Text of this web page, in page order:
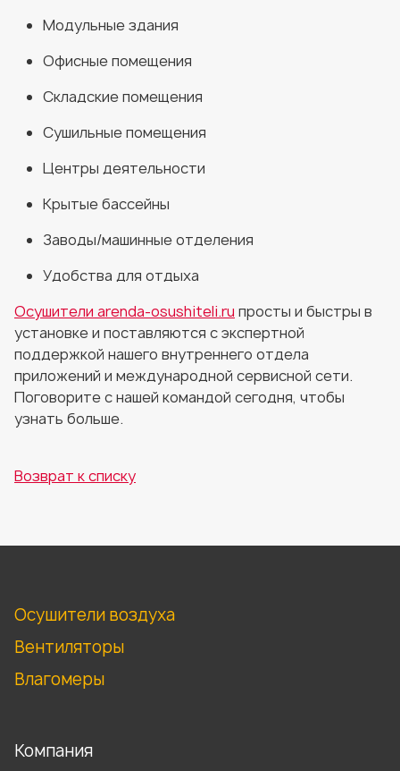
Модульные здания
Офисные помещения
Складские помещения
Сушильные помещения
Центры деятельности
Крытые бассейны
Заводы/машинные отделения
Удобства для отдыха
Осушители arenda-osushiteli.ru просты и быстры в
установке и поставляются с экспертной
поддержкой нашего внутреннего отдела
приложений и международной сервисной сети.
Поговорите с нашей командой сегодня, чтобы
узнать больше.
Возврат к списку
Осушители воздуха
Вентиляторы
Влагомеры
Компания